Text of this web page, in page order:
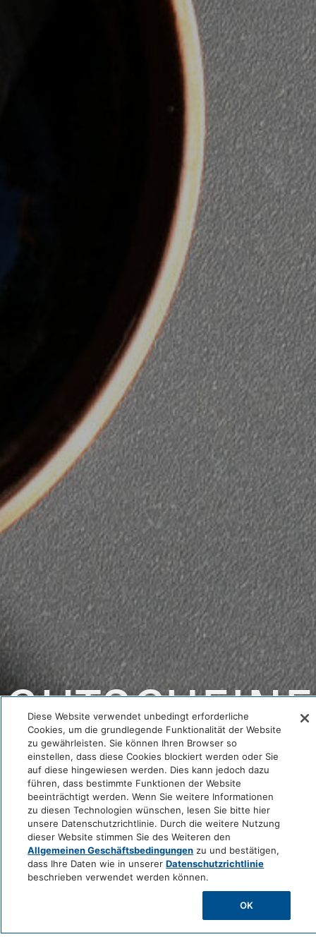
GUTSCHEINE
Für echte Gourmetfreunde
Diese Website verwendet unbedingt erforderliche
Cookies, um die grundlegende Funktionalität der Website
zu gewährleisten. Sie können Ihren Browser so
einstellen, dass diese Cookies blockiert werden oder Sie
auf diese hingewiesen werden. Dies kann jedoch dazu
führen, dass bestimmte Funktionen der Website
beeinträchtigt werden. Wenn Sie weitere Informationen
zu diesen Technologien wünschen, lesen Sie bitte hier
unsere Datenschutzrichtlinie. Durch die weitere Nutzung
dieser Website stimmen Sie des Weiteren den
Allgemeinen Geschäftsbedingungen zu und bestätigen,
dass Ihre Daten wie in unsererDatenschutzrichtlinie
beschrieben verwendet werden können.
OK